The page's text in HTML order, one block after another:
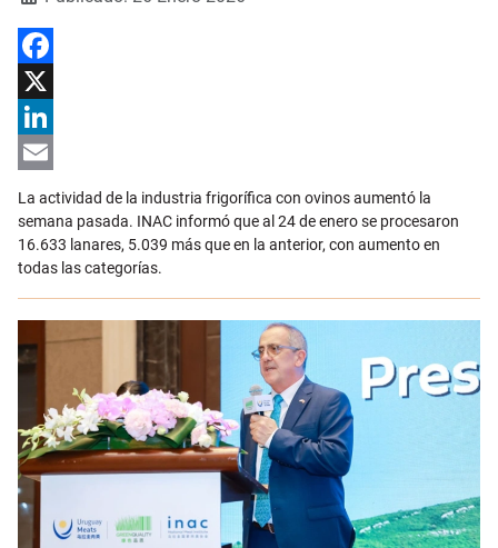
Facebook
X
LinkedIn
La actividad de la industria frigorífica con ovinos aumentó la
semana pasada. INAC informó que al 24 de enero se procesaron
16.633 lanares, 5.039 más que en la anterior, con aumento en
todas las categorías.